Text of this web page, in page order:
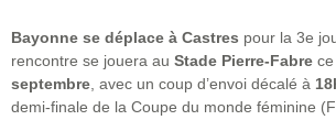
Bayonne se déplace à Castres pour la 3e
rencontre se jouera au Stade Pierre-Fabre ce
septembre , avec un coup d’envoi décalé à
demi-finale de la Coupe du monde féminine